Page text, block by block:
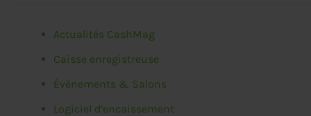
Actualités CashMag
Caisse enregistreuse
Événements & Salons
Logiciel d’encaissement